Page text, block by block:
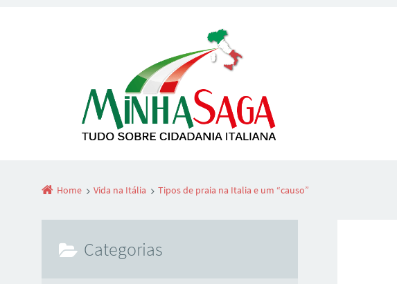
Home Vida na Itália Tipos de praia na Italia e um “causo”
Categorias